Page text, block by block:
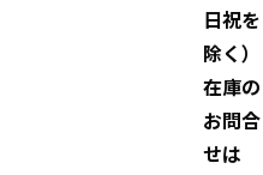
日祝を
除く）
在庫の
お問合
せは